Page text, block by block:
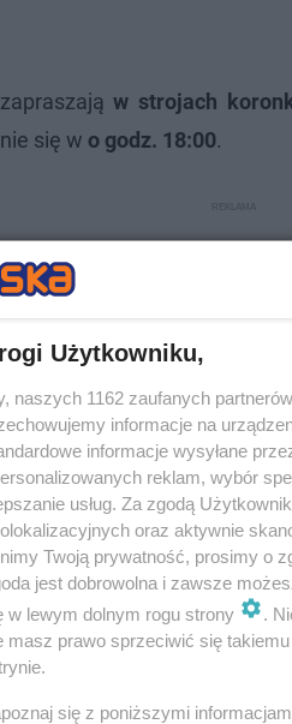
w strojach
się w o godz. 18:00.
Festiwalu Teatrów
Użytkowniku,
naszych 1162 zaufanych
informacje na
informacje wysyłane
reklam, wybór
usług. Za zgodą
oraz aktywnie
Twoją prywatność, prosimy o
jest dobrowolna i zawsze
w lewym dolnym rogu strony
.
masz prawo sprzeciwić się
się z poniższymi